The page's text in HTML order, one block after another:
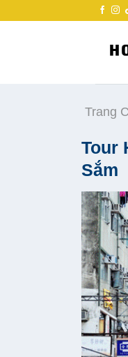
Trang
Tour
Sắm